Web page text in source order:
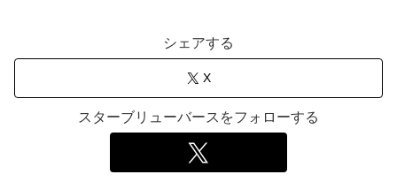
シェアする
X
スターブリューバースをフォローする